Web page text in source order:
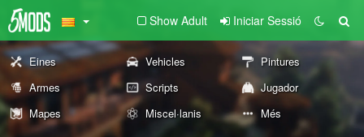
Show Adult Iniciar Sessió
Eines Vehicles
Pintures
Armes
Scripts
Jugador
Mapes
Miscel·lanis Més